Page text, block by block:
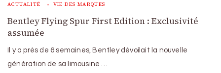
ACTUALITÉ VIE DES MARQUES
Bentley Flying Spur First Edition : Exclusivité
assumée
Il y a près de 6 semaines, Bentley dévoilait la nouvelle
génération de sa limousine …